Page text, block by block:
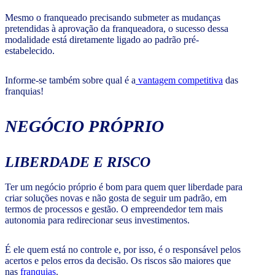
Mesmo o franqueado precisando submeter as mudanças
pretendidas à aprovação da franqueadora, o sucesso dessa
modalidade está diretamente ligado ao padrão pré-
estabelecido.
Informe-se também sobre qual é a vantagem competitiva das
franquias!
NEGÓCIO PRÓPRIO
LIBERDADE E RISCO
Ter um negócio próprio é bom para quem quer liberdade para
criar soluções novas e não gosta de seguir um padrão, em
termos de processos e gestão. O empreendedor tem mais
autonomia para redirecionar seus investimentos.
É ele quem está no controle e, por isso, é o responsável pelos
acertos e pelos erros da decisão. Os riscos são maiores que
nas franquias.